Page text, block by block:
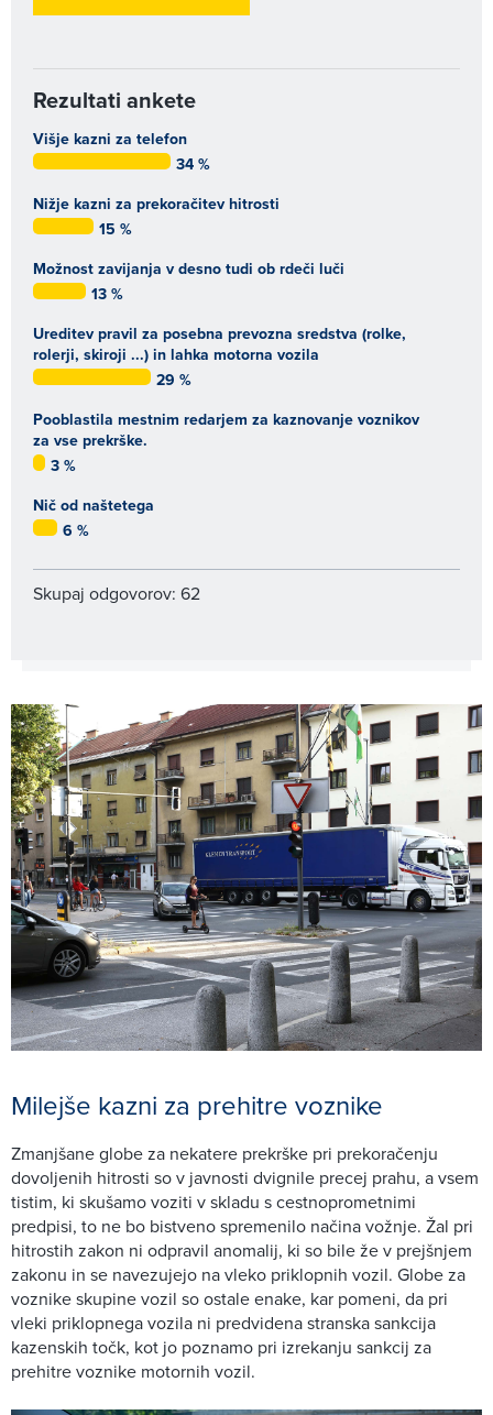
Rezultati ankete
Višje kazni za telefon
34 %
Nižje kazni za prekoračitev hitrosti
15 %
Možnost zavijanja v desno tudi ob rdeči luči
13 %
Ureditev pravil za posebna prevozna sredstva (rolke,
rolerji, skiroji ...) in lahka motorna vozila
29 %
Pooblastila mestnim redarjem za kaznovanje voznikov
za vse prekrške.
3 %
Nič od naštetega
6 %
Skupaj odgovorov: 62
Milejše kazni za prehitre voznike
Zmanjšane globe za nekatere prekrške pri prekoračenju
dovoljenih hitrosti so v javnosti dvignile precej prahu, a vsem
tistim, ki skušamo voziti v skladu s cestnoprometnimi
predpisi, to ne bo bistveno spremenilo načina vožnje. Žal pri
hitrostih zakon ni odpravil anomalij, ki so bile že v prejšnjem
zakonu in se navezujejo na vleko priklopnih vozil. Globe za
voznike skupine vozil so ostale enake, kar pomeni, da pri
vleki priklopnega vozila ni predvidena stranska sankcija
kazenskih točk, kot jo poznamo pri izrekanju sankcij za
prehitre voznike motornih vozil.